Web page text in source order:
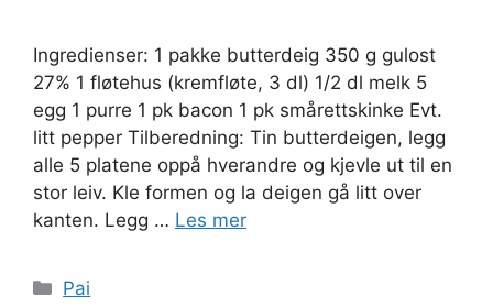
Ingredienser: 1 pakke butterdeig 350 g gulost
27% 1 fløtehus (kremfløte, 3 dl) 1/2 dl melk 5
egg 1 purre 1 pk bacon 1 pk smårettskinke Evt.
litt pepper Tilberedning: Tin butterdeigen, legg
alle 5 platene oppå hverandre og kjevle ut til en
stor leiv. Kle formen og la deigen gå litt over
kanten. Legg … Les mer
Kategorier
Pai